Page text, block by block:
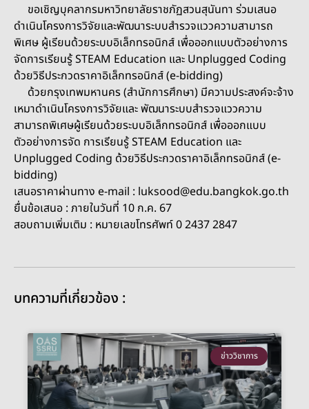
ขอเชิญบุคลากรมหาวิทยาลัยราชภัฏสวนสุนันทา ร่วมเสนอ
ดำเนินโครงการวิจัยและพัฒนาระบบสำรวจแววความสามารถ
พิเศษ ผู้เรียนด้วยระบบอิเล็กทรอนิกส์ เพื่อออกแบบตัวอย่างการ
จัดการเรียนรู้ STEAM Education และ Unplugged Coding
ด้วยวิธีประกวดราคาอิเล็กทรอนิกส์ (e-bidding)
ด้วยกรุงเทพมหานคร (สำนักการศึกษา) มีความประสงค์จะจ้าง
เหมาดำเนินโครงการวิจัยและ พัฒนาระบบสำรวจแววความ
สามารถพิเศษผู้เรียนด้วยระบบอิเล็กทรอนิกส์ เพื่อออกแบบ
ตัวอย่างการจัด การเรียนรู้ STEAM Education และ
Unplugged Coding ด้วยวิธีประกวดราคาอิเล็กทรอนิกส์ (e-
bidding)
เสนอราคาผ่านทาง e-mail : luksood@edu.bangkok.go.th
ยื่นข้อเสนอ : ภายในวันที่ 10 ก.ค. 67
สอบถามเพิ่มเติม : หมายเลขโทรศัพท์ 0 2437 2847
บทความที่เกี่ยวข้อง :
ข่าววิชาการ